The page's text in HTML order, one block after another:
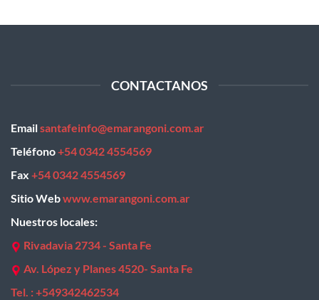
CONTACTANOS
Emailsantafeinfo@emarangoni.com.ar
Teléfono+54 0342 4554569
Fax +54 0342 4554569
Sitio Webwww.emarangoni.com.ar
Nuestros locales:
Rivadavia 2734 - Santa Fe
Av. López y Planes 4520- Santa Fe
Tel. : +549342462534